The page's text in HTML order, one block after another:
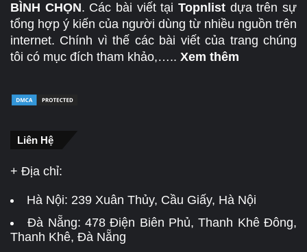
BÌNH CHỌN. Các bài viết tạiTopnlist dựa trên sự
tổng hợp ý kiến của người dùng từ nhiều nguồn trên
internet. Chính vì thế các bài viết của trang chúng
tôi có mục đích tham khảo,….. Xem thêm
Liên Hệ
+ Địa chỉ:
Hà Nội: 239 Xuân Thủy, Cầu Giấy, Hà Nội
Đà Nẵng:478 Điện Biên Phủ, Thanh Khê Đông,
Thanh Khê, Đà Nẵng